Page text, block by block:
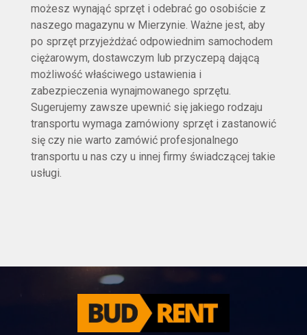
możesz wynająć sprzęt i odebrać go osobiście z
naszego magazynu w Mierzynie. Ważne jest, aby
po sprzęt przyjeżdżać odpowiednim samochodem
ciężarowym, dostawczym lub przyczepą dającą
możliwość właściwego ustawienia i
zabezpieczenia wynajmowanego sprzętu.
Sugerujemy zawsze upewnić się jakiego rodzaju
transportu wymaga zamówiony sprzęt i zastanowić
się czy nie warto zamówić profesjonalnego
transportu u nas czy u innej firmy świadczącej takie
usługi.